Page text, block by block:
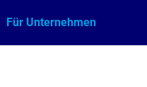
Für Unternehmen